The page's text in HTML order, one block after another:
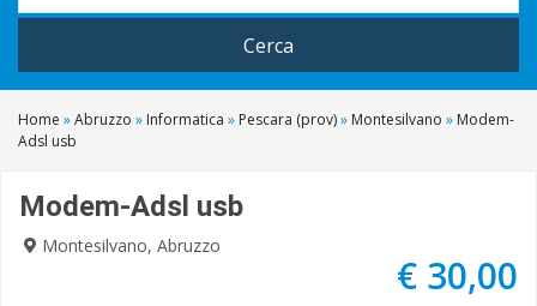
Cerca
Home »Abruzzo » Informatica » Pescara (prov)» Montesilvano » Modem-
Adsl usb
Modem-Adsl usb
Montesilvano, Abruzzo
€ 30,00